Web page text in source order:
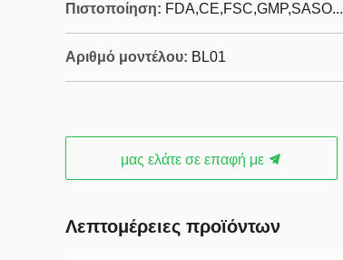
Πιστοποίηση: FDA,CE,FSC,GMP,SASO...
Αριθμό μοντέλου: BL01
μας ελάτε σε επαφή με
Λεπτομέρειες προϊόντων